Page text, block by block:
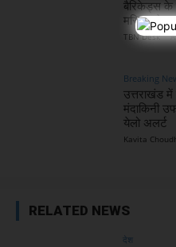
बैरिकेड्स के
मस्जिद के
TBN Desk -
Breaking
उत्तराखंड
मंदाकिनी
येलो अलर्ट
Kavita
RELATED NEWS
देश